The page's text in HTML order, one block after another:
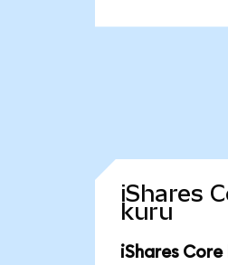
iShares
kuru
iShares Core